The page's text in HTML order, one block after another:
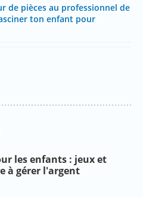
de pièces au professionnel de
ton enfant pour
les enfants : jeux et
à gérer l'argent